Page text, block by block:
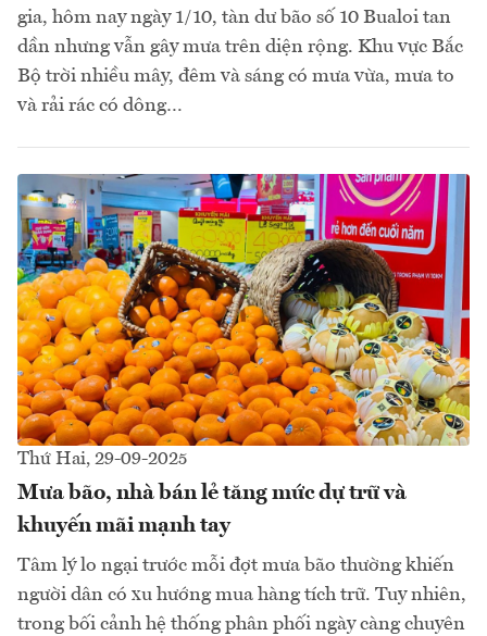
gia, hôm nay ngày 1/10, tàn dư bão số 10 Bualoi tan
dần nhưng vẫn gây mưa trên diện rộng. Khu vực Bắc
Bộ trời nhiều mây, đêm và sáng có mưa vừa, mưa to
và rải rác có dông…
Thứ Hai, 29-09-2025
Mưa bão, nhà bán lẻ tăng mức dự trữ và
khuyến mãi mạnh tay
Tâm lý lo ngại trước mỗi đợt mưa bão thường khiến
người dân có xu hướng mua hàng tích trữ. Tuy nhiên,
trong bối cảnh hệ thống phân phối ngày càng chuyên